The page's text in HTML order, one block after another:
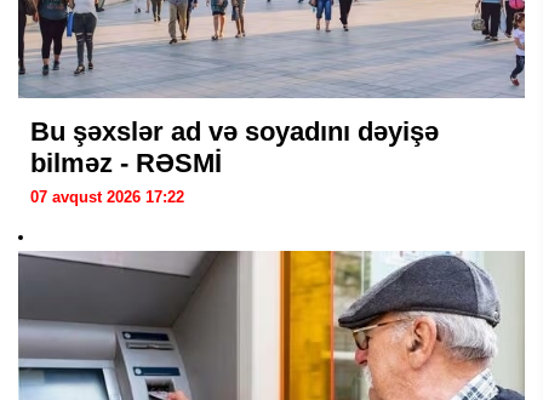
Bu şəxslər ad və soyadını dəyişə
bilməz - RƏSMİ
07 avqust 2026 17:22